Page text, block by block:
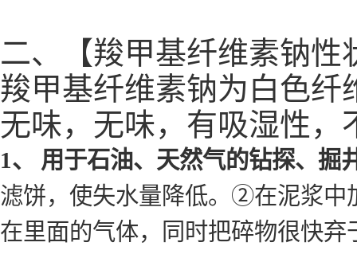
二、【羧甲基纤维素钠性
羧甲基纤维素钠为白色纤
无味，无味，有吸湿性，
1、 用于石油、天然气的钻探、掘
滤饼，使失水量降低。②在泥浆中
在里面的气体，同时把碎物很快